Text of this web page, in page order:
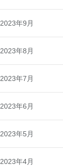
2023年9月
2023年8月
2023年7月
2023年6月
2023年5月
2023年4月